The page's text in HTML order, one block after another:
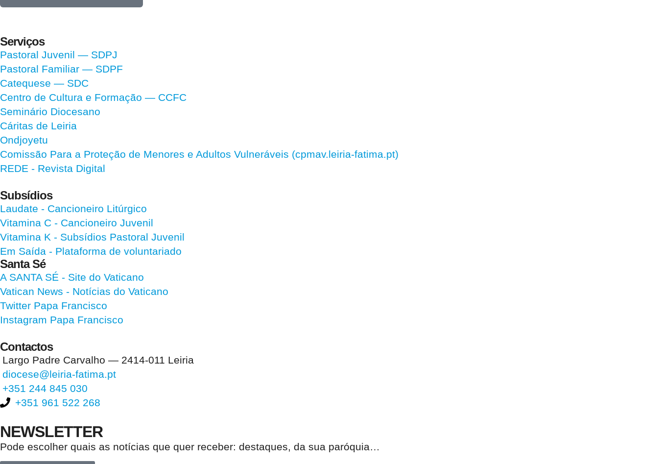
Serviços
Pastoral Juvenil — SDPJ
Pastoral Familiar — SDPF
Catequese — SDC
Centro de Cultura e Formação — CCFC
Seminário Diocesano
Cáritas de Leiria
Ondjoyetu
Comissão Para a Proteção de Menores e Adultos Vulneráveis (cpmav.leiria-fatima.pt)
REDE - Revista Digital
Subsídios
Laudate - Cancioneiro Litúrgico
Vitamina C - Cancioneiro Juvenil
Vitamina K - Subsídios Pastoral Juvenil
Em Saída - Plataforma de voluntariado
Santa Sé
A SANTA SÉ - Site do Vaticano
Vatican News - Notícias do Vaticano
Twitter Papa Francisco
Instagram Papa Francisco
Contactos
Largo Padre Carvalho — 2414-011 Leiria
diocese@leiria-fatima.pt
+351 244 845 030
+351 961 522 268
NEWSLETTER
Pode escolher quais as notícias que quer receber: destaques, da sua paróquia…